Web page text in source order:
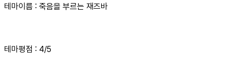
테마이름 : 죽음을 부르는 재즈바
테마평점 : 4/5